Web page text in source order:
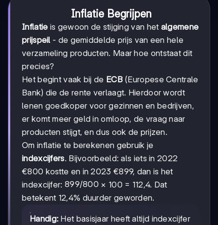
Inflatie Begrijpen
Inflatie is gewoon de stijging van het algemene
prijspeil - de gemiddelde prijs van een hele
verzameling producten. Maar hoe ontstaat dit
precies?
Het begint vaak bij de ECB(Europese Centrale
Bank) die de rente verlaagt. Hierdoor wordt
lenen goedkoper voor gezinnen en bedrijven,
er komt meer geld in omloop, de vraag naar
producten stijgt, en dus ook de prijzen.
Om inflatie te berekenen gebruik je
indexcijfers. Bijvoorbeeld: als iets in 2022
€800 kostte en in 2023 €899, dan is het
indexcijfer: 899/800
899/800 × 100 = 112,4. Dat
betekent 12,4% duurder geworden.
Handig: Het basisjaar heeft altijd indexcijfer